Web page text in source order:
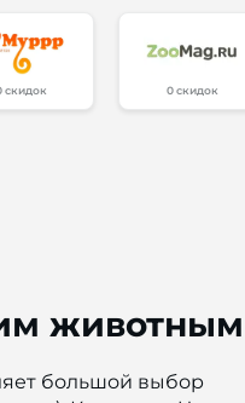
скидок 0 скидок
животным
большой выбор